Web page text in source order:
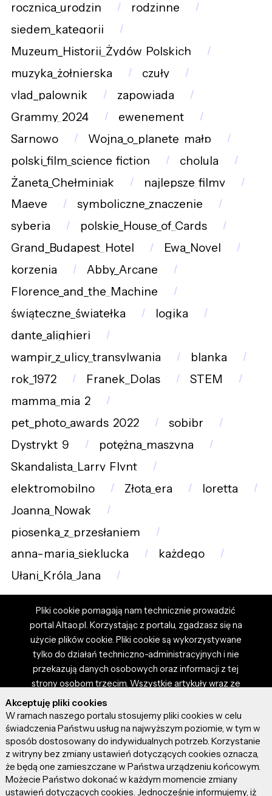
rocznica_urodzin
rodzinne
siedem_kategorii
Muzeum_Historii_Żydów_Polskich
muzyka_żołnierska
czuły
vlad_palownik
zapowiada
Grammy_2024
ewenement
Sarnowo
Wojna_o_planetę_małp
polski_film_science_fiction
cholula
Żaneta_Chełminiak
najlepsze_filmy
Maeve
symboliczne_znaczenie
syberia
polskie_House_of_Cards
Grand_Budapest_Hotel
Ewa_Novel
korzenia
Abby_Arcane
Florence_and_the_Machine
świąteczne_światełka
logika
dante_alighieri
wampir_z_ulicy_transylwania
blanka
rok_1972
Franek_Dolas
STEM
mamma_mia_2
pet_photo_awards_2022
sobibr
Dystrykt_9
potężna_maszyna
Skandalista_Larry_Flynt
elektromobilno
Złota_era
loretta
Joanna_Nowak
piosenka_z_przesłaniem
anna-maria_sieklucka
każdego
Ułani_Króla_Jana
Pliki cookie pomagają nam technicznie prowadzić
portal Altao.pl. Korzystając z portalu, zgadzasz się na
użycie plików cookie. Pliki cookie są wykorzystywane
tylko do działań techniczno-administracyjnych i nie
przekazują danych osobowych oraz informacji z tej
strony osobom trzecim. Wszystkie artykuły wraz ze
zdjęciami i materiałami dostępnymi na portalu są
własnością użytkowników. Administrator i właściciel
portalu nie ponosi odpowiedzialności za tresci
prezentowane przez autorów artykułów. Dodając
artykuł, zgadzasz się z regulaminem portalu oraz
ponosisz odpowiedzialność za wszystkie materiały
umieszczone przez Ciebie na stronie altao.pl.
Akceptuję pliki cookies
W ramach naszego portalu stosujemy pliki cookies w celu
świadczenia Państwu usług na najwyższym poziomie, w tym w
sposób dostosowany do indywidualnych potrzeb. Korzystanie
z witryny bez zmiany ustawień dotyczących cookies oznacza,
że będą one zamieszczane w Państwa urządzeniu końcowym.
Możecie Państwo dokonać w każdym momencie zmiany
ustawień dotyczących cookies. Jednocześnie informujemy, iż